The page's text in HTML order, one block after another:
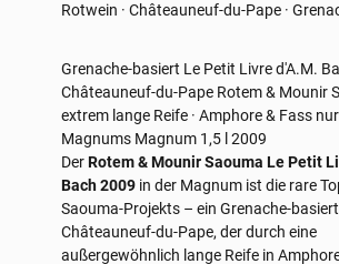
Rotwein · Châteauneuf-du-Pape ·
Grenache-basiert Le Petit Livre d'A.M.
Châteauneuf-du-Pape Rotem & Mounir
extrem lange Reife · Amphore & Fass
Magnums Magnum 1,5 l 2009
DerRotem & Mounir Saouma Le Petit
Bach 2009 in der Magnum ist die rare
Saouma-Projekts – ein Grenache-
Châteauneuf-du-Pape, der durch eine
außergewöhnlich lange Reife in